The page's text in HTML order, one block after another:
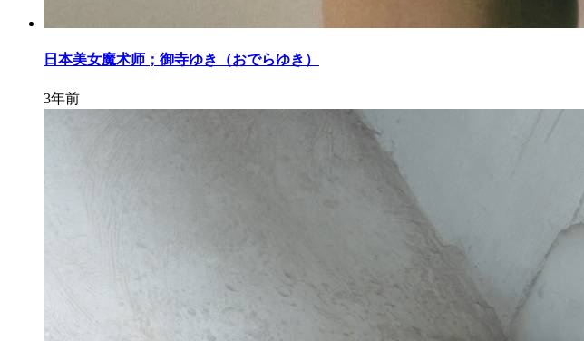
日本美女魔术师；御寺ゆき（おでらゆき）
3年前